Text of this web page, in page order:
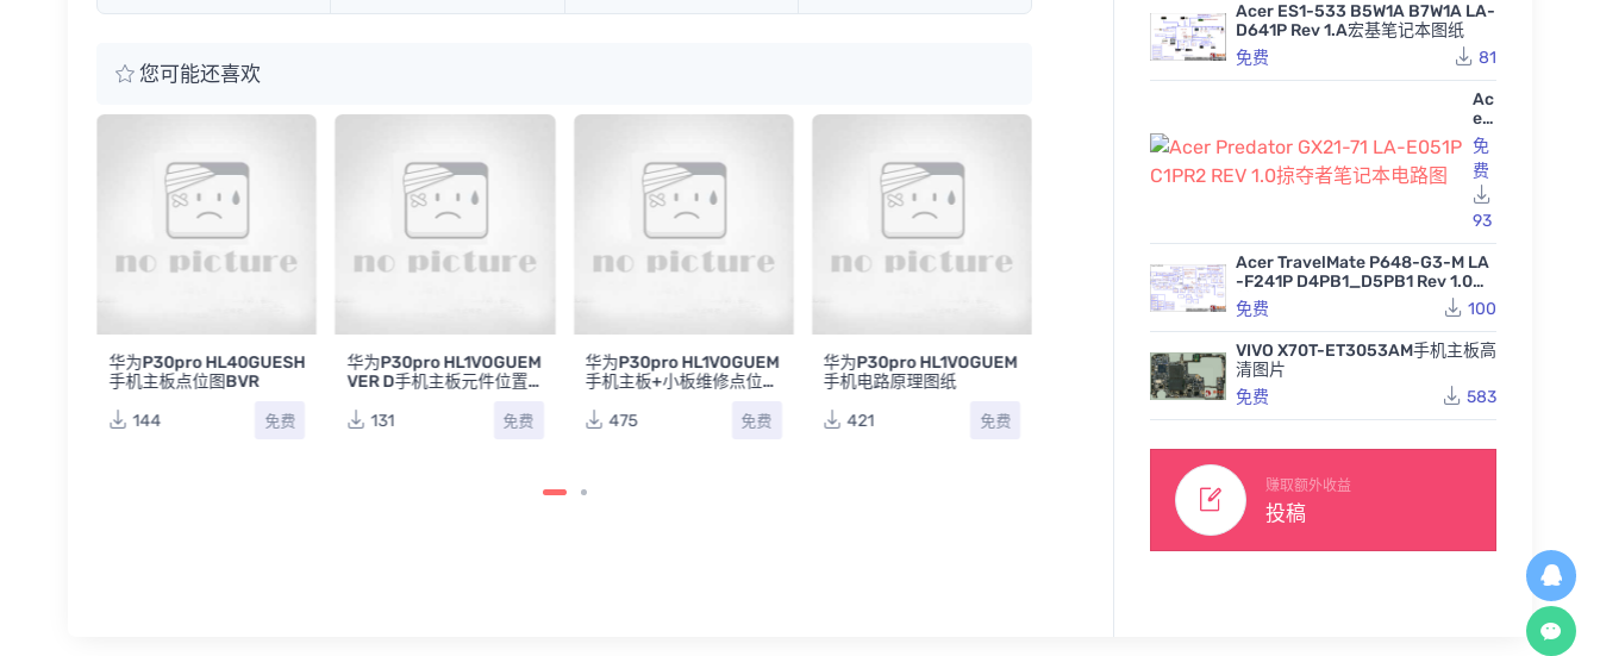
您可能还喜欢
华为P30pro HL40GUESH
手机主板点位图BVR
144
免费
华为P30pro HL1VOGUEM
VER D手机主板元件位置
131
免费
华为P30pro HL1VOGUEM
手机主板+小板维修点位图
475
免费
华为P30pro HL1VOGUEM
手机电路原理图纸
421
免费
MVA主板高清图片
免费
华为P30Pro HL2VOGUE
M主板元器件位置图
免费
Acer ES1-533 B5W1A B7W1A LA-
D641P Rev 1.A宏基笔记本图纸
免费
81
Ac
er
Pr
ed
at
or
GX
21
-7
1 L
A-
E0
51
P
2
RE
记
免
费
93
Acer TravelMate P648-G3-M LA
-F241P D4PB1_D5PB1 Rev 1.0宏
基笔记本图纸
免费 100
VIVO X70T-ET3053AM手机主板高
清图片
免费
583
赚取额外收益
投稿